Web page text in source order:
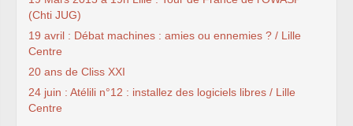
(Chti JUG)
19 avril : Débat machines : amies ou ennemies ? / Lille
Centre
20 ans de Cliss XXI
24 juin : Atélili n°12 : installez des logiciels libres / Lille
Centre